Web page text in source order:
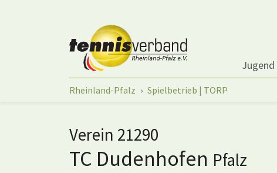
Jugend
Sie sind hier:
Rheinland-Pfalz Spielbetrieb | TORP
Verein 21290
TC Dudenhofen Pfalz